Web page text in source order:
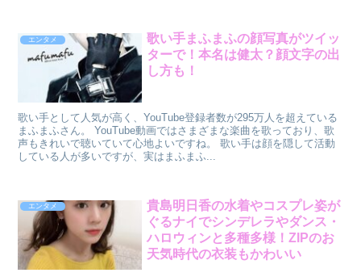
エンタメ
歌い手まふまふの顔写真がツイッ
ターで！本名は健太？顔文字の出
し方も！
歌い手として人気が高く、YouTube登録者数が295万人を超えている
まふまふさん。 YouTube動画ではさまざまな楽曲を歌っており、歌
声もきれいで聴いていて心地よいですね。 歌い手は顔を隠して活動
している人が多いですが、実はまふまふ...
エンタメ
貴島明日香の水着やコスプレ姿が
ぐるナイでシンデレラやダンス・
ハロウィンと多種多様！ZIPのお
天気時代の衣装もかわいい